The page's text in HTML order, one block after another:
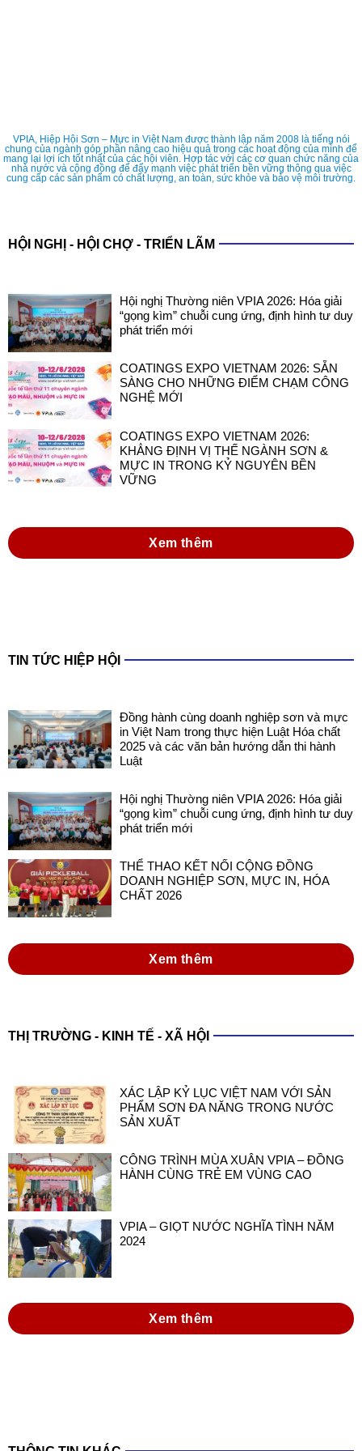
VPIA, Hiệp Hội Sơn – Mực in Việt Nam được thành lập năm 2008 là tiếng nói
chung của ngành góp phần nâng cao hiệu quả trong các hoạt động của mình để
mang lại lợi ích tốt nhất của các hội viên. Hợp tác với các cơ quan chức năng của
nhà nước và cộng đồng để đẩy mạnh việc phát triển bền vững thông qua việc
cung cấp các sản phẩm có chất lượng, an toàn, sức khỏe và bảo vệ môi trường.
HỘI NGHỊ - HỘI CHỢ - TRIỂN LÃM
Hội nghị Thường niên VPIA 2026: Hóa giải
“gọng kìm” chuỗi cung ứng, định hình tư duy
phát triển mới
COATINGS EXPO VIETNAM 2026: SẴN
SÀNG CHO NHỮNG ĐIỂM CHẠM CÔNG
NGHỆ MỚI
COATINGS EXPO VIETNAM 2026:
KHẲNG ĐỊNH VỊ THẾ NGÀNH SƠN &
MỰC IN TRONG KỶ NGUYÊN BỀN
VỮNG
Xem thêm
TIN TỨC HIỆP HỘI
Đồng hành cùng doanh nghiệp sơn và mực
in Việt Nam trong thực hiện Luật Hóa chất
2025 và các văn bản hướng dẫn thi hành
Luật
Hội nghị Thường niên VPIA 2026: Hóa giải
“gọng kìm” chuỗi cung ứng, định hình tư duy
phát triển mới
THỂ THAO KẾT NỐI CỘNG ĐỒNG
DOANH NGHIỆP SƠN, MỰC IN, HÓA
CHẤT 2026
Xem thêm
THỊ TRƯỜNG - KINH TẾ - XÃ HỘI
XÁC LẬP KỶ LỤC VIỆT NAM VỚI SẢN
PHẨM SƠN ĐA NĂNG TRONG NƯỚC
SẢN XUẤT
CÔNG TRÌNH MÙA XUÂN VPIA – ĐỒNG
HÀNH CÙNG TRẺ EM VÙNG CAO
VPIA – GIỌT NƯỚC NGHĨA TÌNH NĂM
2024
Xem thêm